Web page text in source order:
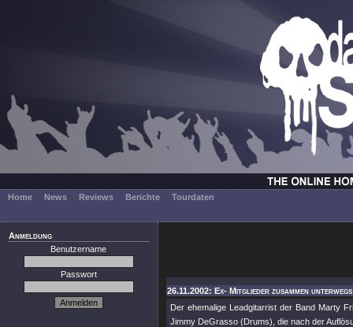
Home News Reviews Berichte Tourdaten
Anmeldung
Benutzername
Passwort
26.11.2002: Ex- Mitglieder zusammen
Der ehemalige Leadgitarrist der Band Marty
Jimmy DeGrasso (Drums), die nach der